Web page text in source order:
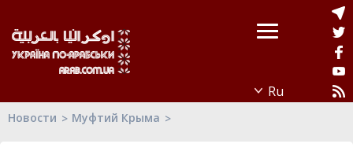
Новости Муфтий Крыма